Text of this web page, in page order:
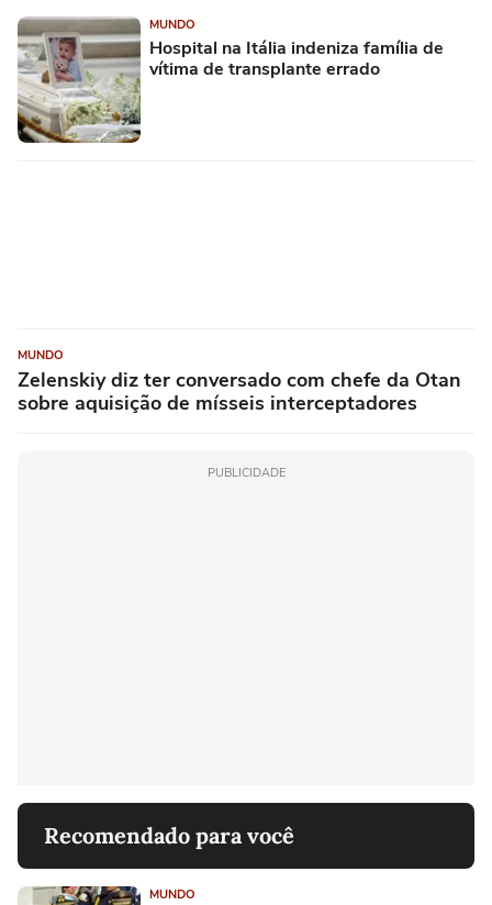
MUNDO
Hospital na Itália indeniza família de
vítima de transplante errado
MUNDO
Zelenskiy diz ter conversado com chefe da Otan
sobre aquisição de mísseis interceptadores
PUBLICIDADE
Recomendado para você
MUNDO